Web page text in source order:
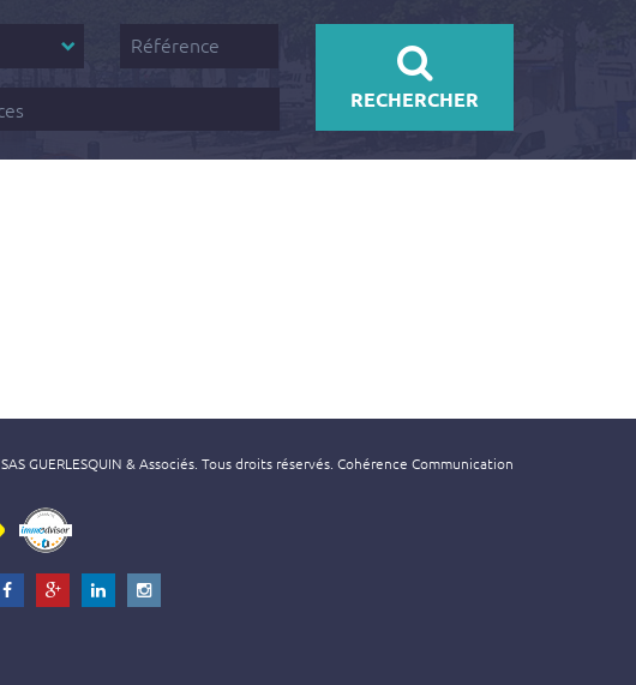
Référence
RECHERCHER
SAS GUERLESQUIN & Associés. Tous droits réservés. Cohérence Communication